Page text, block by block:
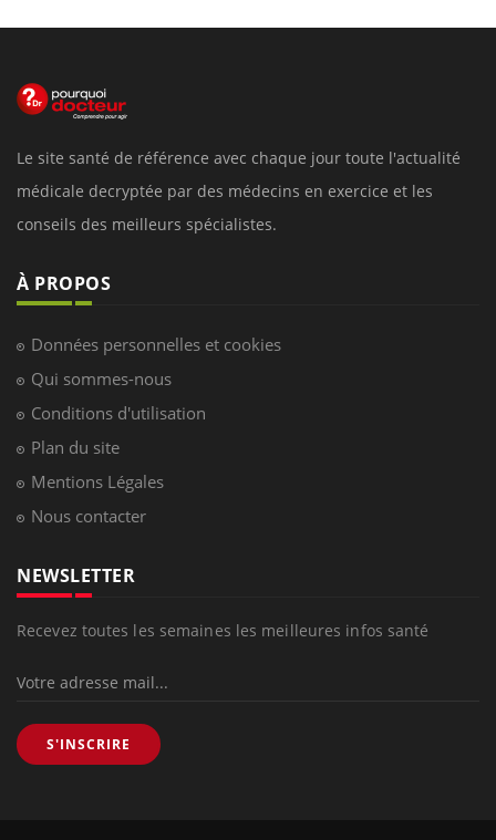
Le site santé de référence avec chaque jour toute l'actualité
médicale decryptée par des médecins en exercice et les
conseils des meilleurs spécialistes.
À PROPOS
Données personnelles et cookies
Qui sommes-nous
Conditions d'utilisation
Plan du site
Mentions Légales
Nous contacter
NEWSLETTER
Recevez toutes les semaines les meilleures infos santé
S'INSCRIRE